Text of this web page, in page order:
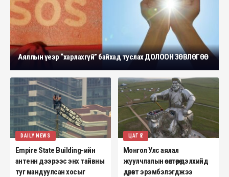
Аяллын үеэр “харлахгүй” байхад туслах ДОЛООН ЗӨВЛӨГӨӨ
DAILY NEWS
Empire State Building-ийн
антенн дээрээс энх тайвны
туг мандуулсан хосыг
ЦАГ ҮЕ
Монгол Улс аялал
жуулчлалын өсөлтөөрөө дэлхийд
дөрөвт эрэмбэлэгджээ